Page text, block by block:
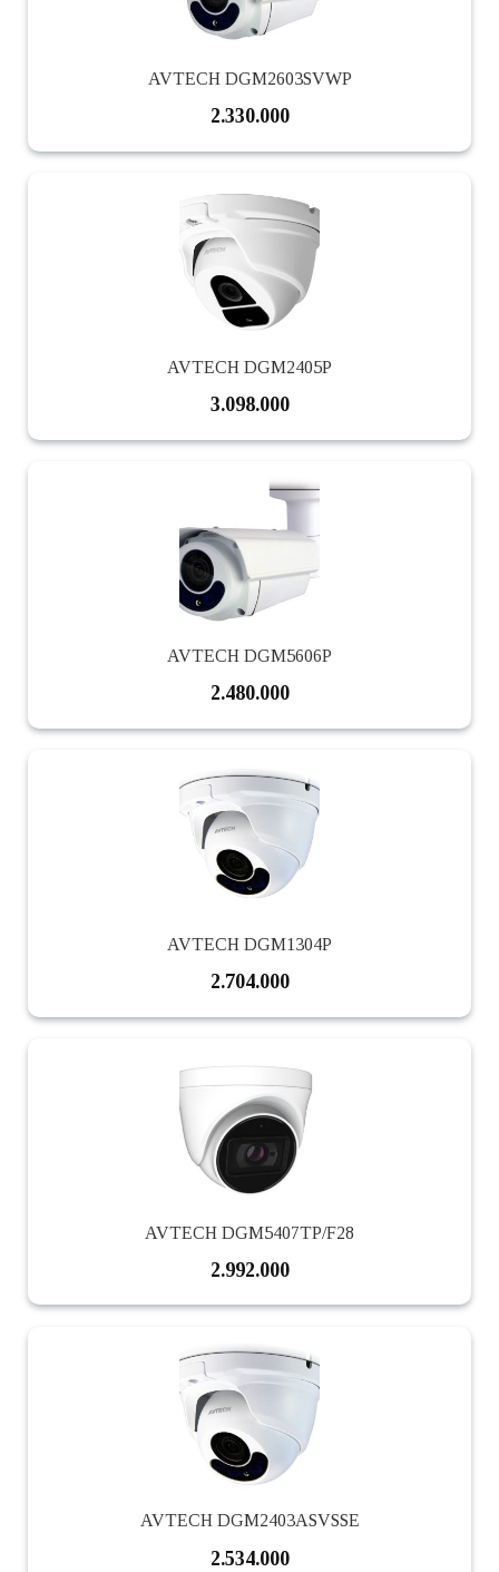
AVTECH DGM2603SVWP
2.330.000
AVTECH DGM2405P
3.098.000
AVTECH DGM5606P
2.480.000
AVTECH DGM1304P
2.704.000
AVTECH DGM5407TP/F28
2.992.000
AVTECH DGM2403ASVSSE
2.534.000